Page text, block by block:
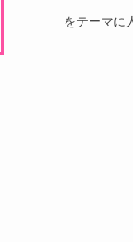
をテーマに